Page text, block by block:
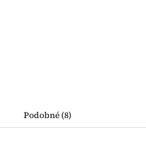
Podobné (8)